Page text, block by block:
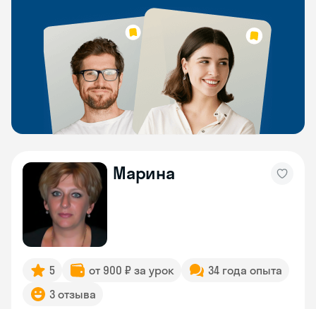
Марина
5 от 900 ₽ за урок
34 года опыта
3 отзыва